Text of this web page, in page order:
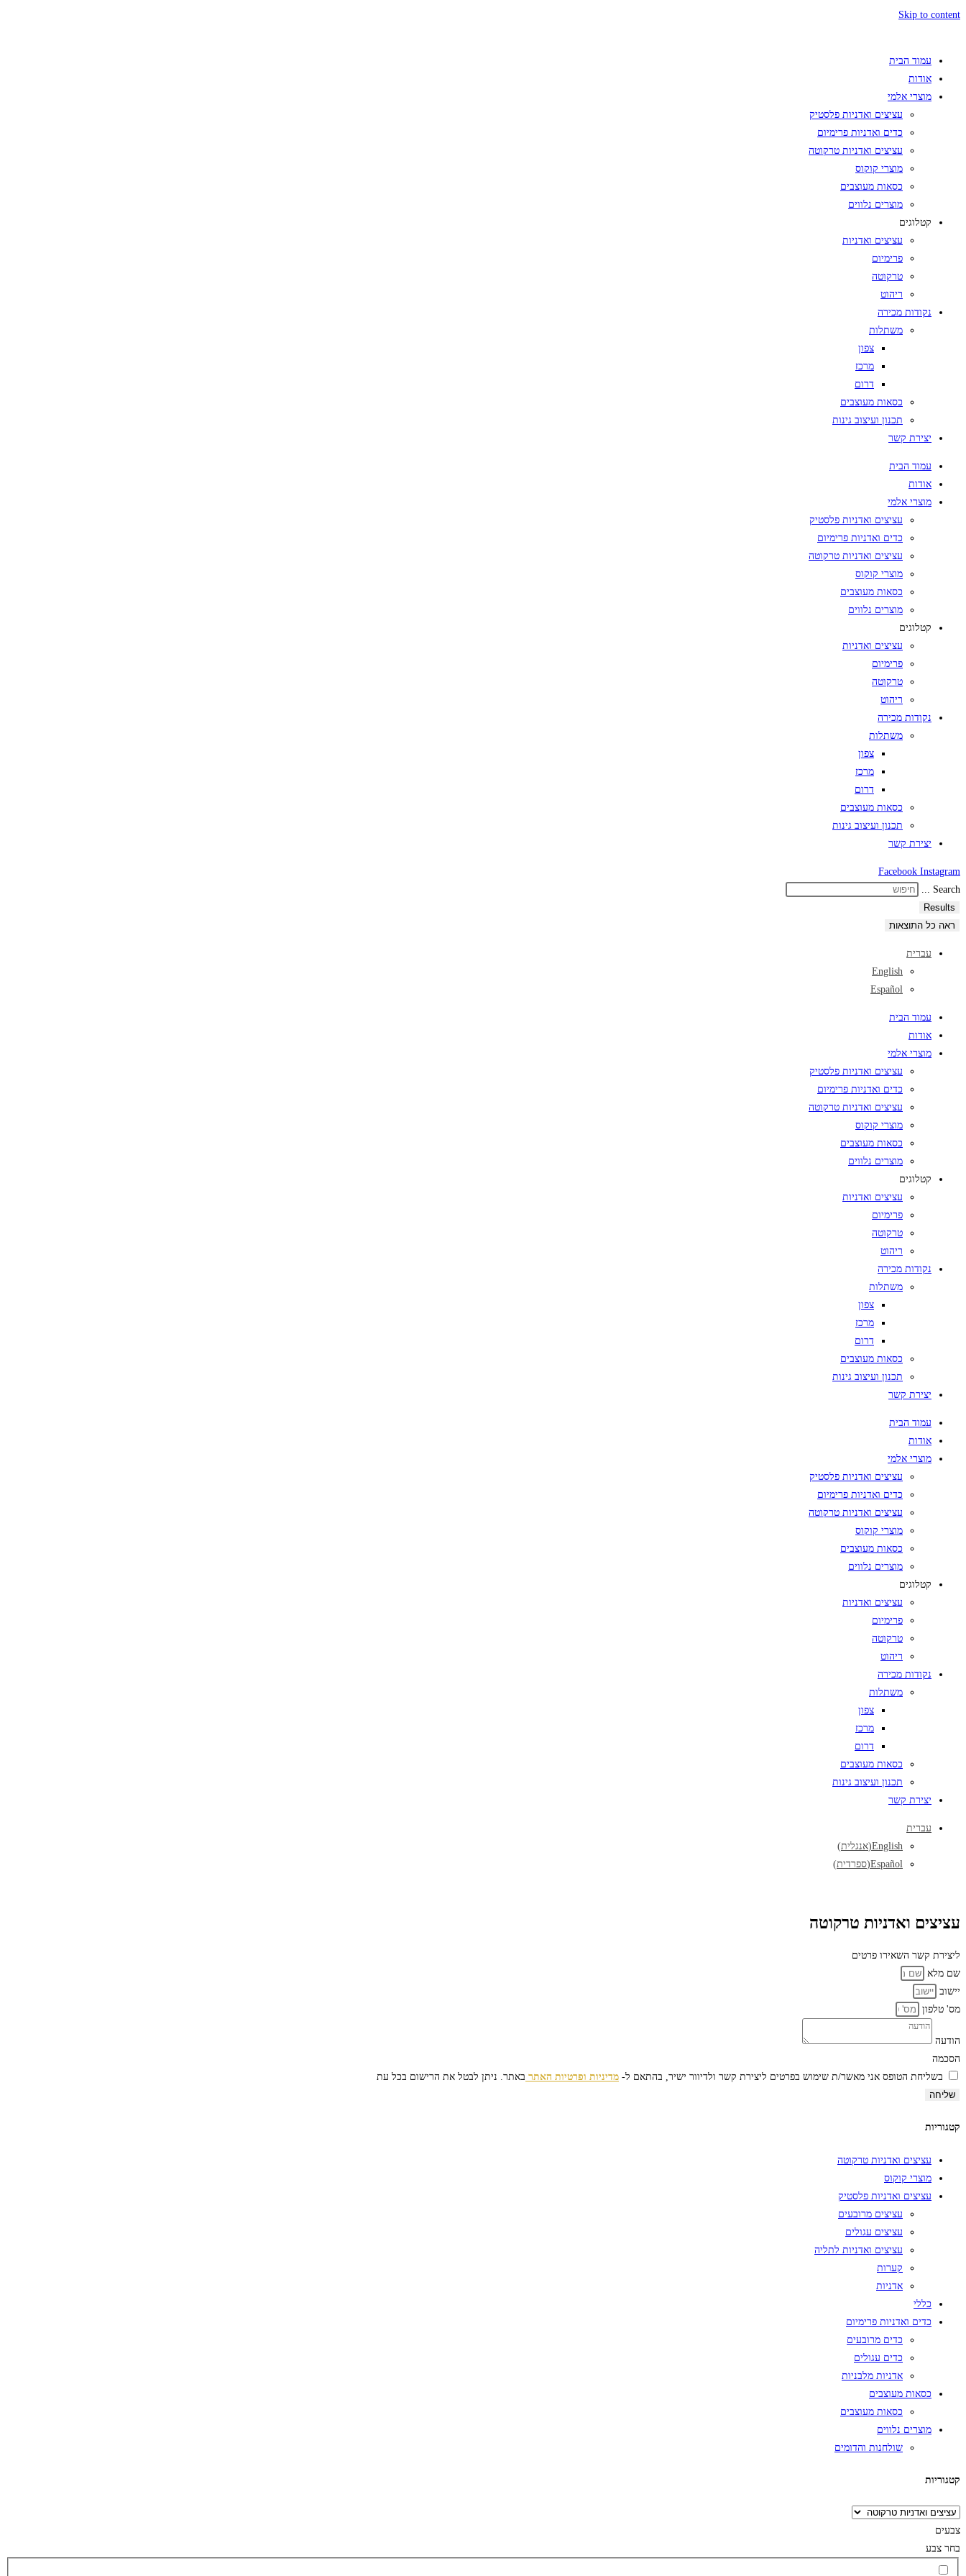
Skip to content
עמוד הבית
אודות
מוצרי אלמי
עציצים ואדניות פלסטיק
כדים ואדניות פרימיום
עציצים ואדניות טרקוטה
מוצרי קוקוס
כסאות מעוצבים
מוצרים נלווים
קטלוגים
עציצים ואדניות
פרימיום
טרקוטה
ריהוט
נקודות מכירה
משתלות
צפון
מרכז
דרום
כסאות מעוצבים
תכנון ועיצוב גינות
יצירת קשר
עמוד הבית
אודות
מוצרי אלמי
עציצים ואדניות פלסטיק
כדים ואדניות פרימיום
עציצים ואדניות טרקוטה
מוצרי קוקוס
כסאות מעוצבים
מוצרים נלווים
קטלוגים
עציצים ואדניות
פרימיום
טרקוטה
ריהוט
נקודות מכירה
משתלות
צפון
מרכז
דרום
כסאות מעוצבים
תכנון ועיצוב גינות
יצירת קשר
Facebook Instagram
Search ...
Results
ראה כל התוצאות
עברית
English
Español
עמוד הבית
אודות
מוצרי אלמי
עציצים ואדניות פלסטיק
כדים ואדניות פרימיום
עציצים ואדניות טרקוטה
מוצרי קוקוס
כסאות מעוצבים
מוצרים נלווים
קטלוגים
עציצים ואדניות
פרימיום
טרקוטה
ריהוט
נקודות מכירה
משתלות
צפון
מרכז
דרום
כסאות מעוצבים
תכנון ועיצוב גינות
יצירת קשר
עמוד הבית
אודות
מוצרי אלמי
עציצים ואדניות פלסטיק
כדים ואדניות פרימיום
עציצים ואדניות טרקוטה
מוצרי קוקוס
כסאות מעוצבים
מוצרים נלווים
קטלוגים
עציצים ואדניות
פרימיום
טרקוטה
ריהוט
נקודות מכירה
משתלות
צפון
מרכז
דרום
כסאות מעוצבים
תכנון ועיצוב גינות
יצירת קשר
עברית
English
(אנגלית)
Español
(ספרדית)
עציצים ואדניות טרקוטה
ליצירת קשר השאירו פרטים
שם מלא
יישוב
מס' טלפון
הודעה
הסכמה
בשליחת הטופס אני מאשר/ת שימוש בפרטים ליצירת קשר ולדיוור ישיר, בהתאם ל- מדיניות ופרטיות האתר באתר. ניתן לבטל את הרישום בכל עת
שליחה
קטגוריות
עציצים ואדניות טרקוטה
מוצרי קוקוס
עציצים ואדניות פלסטיק
עציצים מרובעים
עציצים עגולים
עציצים ואדניות לתליה
קערות
אדניות
כללי
כדים ואדניות פרימיום
כדים מרובעים
כדים עגולים
אדניות מלבניות
כסאות מעוצבים
כסאות מעוצבים
מוצרים נלווים
שולחנות והדומים
קטגוריות
צבעים
בחר צבע